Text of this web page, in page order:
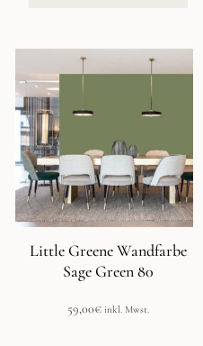
Little Greene Wandfarbe
Sage Green 80
59,00€ inkl. Mwst.